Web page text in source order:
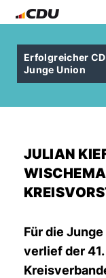
Erfolgreicher
Junge Union
JULIAN
Für die
verlief der